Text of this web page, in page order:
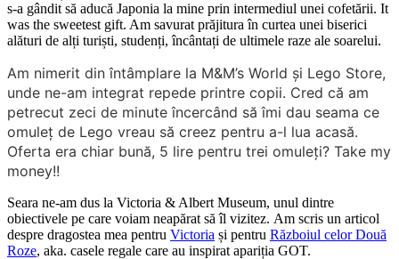
s-a gândit să aducă Japonia la mine prin intermediul unei cofetării. It
was the sweetest gift. Am savurat prăjitura în curtea unei biserici
alături de alți turiști, studenți, încântați de ultimele raze ale soarelui.
Am nimerit din întâmplare la M&M’s World și Lego Store,
unde ne-am integrat repede printre copii. Cred că am
petrecut zeci de minute încercând să îmi dau seama ce
omuleț de Lego vreau să creez pentru a-l lua acasă.
Oferta era chiar bună, 5 lire pentru trei omuleți? Take my
money!!
Seara ne-am dus la Victoria & Albert Museum, unul dintre
obiectivele pe care voiam neapărat să îl vizitez. Am scris un articol
despre dragostea mea pentru Victoria și pentru Războiul celor Două
Roze, aka. casele regale care au inspirat apariția GOT.